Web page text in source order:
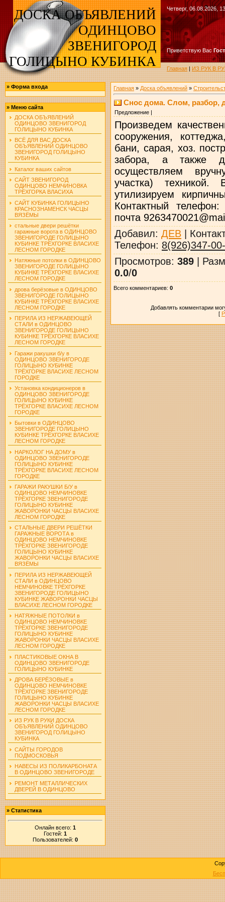
ДОСКА ОБЪЯВЛЕНИЙ
ОДИНЦОВО
ЗВЕНИГОРОД
ГОЛИЦЫНО КУБИНКА
Четверг, 06.08.2026,
Приветствую Вас
Главная|ИЗ РУК В
» Форма входа
» Меню сайта
ДОСКА ОБЪЯВЛЕНИЙ
ОДИНЦОВО ЗВЕНИГОРОД
ГОЛИЦЫНО КУБИНКА
ВСЁ ДЛЯ ВАС ДОСКА
ОБЪЯВЛЕНИЙ ОДИНЦОВО
ЗВЕНИГОРОД ГОЛИЦЫНО
КУБИНКА
Каталог ваших сайтов
САЙТ ЗВЕНИГОРОД
ОДИНЦОВО НЕМЧИНОВКА
ТРЁХГОРКА ВЛАСИХА
САЙТ КУБИНКА ГОЛИЦЫНО
КРАСНОЗНАМЕНСК ЧАСЦЫ
ВЯЗЁМЫ
стальные двери решётки
гаражные ворота в ОДИНЦОВО
ЗВЕНИГОРОДЕ ГОЛИЦЫНО
КУБИНКЕ ТРЁХГОРКЕ ВЛАСИХЕ
ЛЕСНОМ ГОРОДКЕ
Натяжные потолки в ОДИНЦОВО
ЗВЕНИГОРОДЕ ГОЛИЦЫНО
КУБИНКЕ ТРЁХГОРКЕ ВЛАСИХЕ
ЛЕСНОМ ГОРОДКЕ
дрова берёзовые в ОДИНЦОВО
ЗВЕНИГОРОДЕ ГОЛИЦЫНО
КУБИНКЕ ТРЁХГОРКЕ ВЛАСИХЕ
ЛЕСНОМ ГОРОДКЕ
ПЕРИЛА ИЗ НЕРЖАВЕЮЩЕЙ
СТАЛИ в ОДИНЦОВО
ЗВЕНИГОРОДЕ ГОЛИЦЫНО
КУБИНКЕ ТРЁХГОРКЕ ВЛАСИХЕ
ЛЕСНОМ ГОРОДКЕ
Гаражи ракушки б/у в
ОДИНЦОВО ЗВЕНИГОРОДЕ
ГОЛИЦЫНО КУБИНКЕ
ТРЁХГОРКЕ ВЛАСИХЕ ЛЕСНОМ
ГОРОДКЕ
Установка кондиционеров в
ОДИНЦОВО ЗВЕНИГОРОДЕ
ГОЛИЦЫНО КУБИНКЕ
ТРЁХГОРКЕ ВЛАСИХЕ ЛЕСНОМ
ГОРОДКЕ
Бытовки в ОДИНЦОВО
ЗВЕНИГОРОДЕ ГОЛИЦЫНО
КУБИНКЕ ТРЁХГОРКЕ ВЛАСИХЕ
ЛЕСНОМ ГОРОДКЕ
НАРКОЛОГ НА ДОМУ в
ОДИНЦОВО ЗВЕНИГОРОДЕ
ГОЛИЦЫНО КУБИНКЕ
ТРЁХГОРКЕ ВЛАСИХЕ ЛЕСНОМ
ГОРОДКЕ
ГАРАЖИ РАКУШКИ Б/У в
ОДИНЦОВО НЕМЧИНОВКЕ
ТРЁХГОРКЕ ЗВЕНИГОРОДЕ
ГОЛИЦЫНО КУБИНКЕ
ЖАВОРОНКИ ЧАСЦЫ ВЛАСИХЕ
ЛЕСНОМ ГОРОДКЕ
СТАЛЬНЫЕ ДВЕРИ РЕШЁТКИ
ГАРАЖНЫЕ ВОРОТА в
ОДИНЦОВО НЕМЧИНОВКЕ
ТРЁХГОРКЕ ЗВЕНИГОРОДЕ
ГОЛИЦЫНО КУБИНКЕ
ЖАВОРОНКИ ЧАСЦЫ ВЛАСИХЕ
ВЯЗЁМЫ
ПЕРИЛА ИЗ НЕРЖАВЕЮЩЕЙ
СТАЛИ в ОДИНЦОВО
НЕМЧИНОВКЕ ТРЁХГОРКЕ
ЗВЕНИГОРОДЕ ГОЛИЦЫНО
КУБИНКЕ ЖАВОРОНКИ ЧАСЦЫ
ВЛАСИХЕ ЛЕСНОМ ГОРОДКЕ
НАТЯЖНЫЕ ПОТОЛКИ в
ОДИНЦОВО НЕМЧИНОВКЕ
ТРЁХГОРКЕ ЗВЕНИГОРОДЕ
ГОЛИЦЫНО КУБИНКЕ
ЖАВОРОНКИ ЧАСЦЫ ВЛАСИХЕ
ЛЕСНОМ ГОРОДКЕ
ПЛАСТИКОВЫЕ ОКНА В
ОДИНЦОВО ЗВЕНИГОРОДЕ
ГОЛИЦЫНО КУБИНКЕ
ДРОВА БЕРЁЗОВЫЕ в
ОДИНЦОВО НЕМЧИНОВКЕ
ТРЁХГОРКЕ ЗВЕНИГОРОДЕ
ГОЛИЦЫНО КУБИНКЕ
ЖАВОРОНКИ ЧАСЦЫ ВЛАСИХЕ
ЛЕСНОМ ГОРОДКЕ
ИЗ РУК В РУКИ ДОСКА
ОБЪЯВЛЕНИЙ ОДИНЦОВО
ЗВЕНИГОРОД ГОЛИЦЫНО
КУБИНКА
САЙТЫ ГОРОДОВ
ПОДМОСКОВЬЯ
НАВЕСЫ ИЗ ПОЛИКАРБОНАТА
В ОДИНЦОВО ЗВЕНИГОРОДЕ
РЕМОНТ МЕТАЛЛИЧЕСКИХ
ДВЕРЕЙ В ОДИНЦОВО
» Статистика
Онлайн всего: 1
Гостей: 1
Пользователей: 0
Главная» Доска объявлений»
Снос дома. Слом, разбор,
Предложение |
Произведем
сооружения,
бани, сарая, хоз.
забора, а также
осуществляем
участка)
утилизируем
Контактный
почта
Добавил: ДЕВ|
Телефон: 8(926)347-
Просмотров: 389|
0.0/0
Всего комментариев: 0
Добавлять комментарии
[